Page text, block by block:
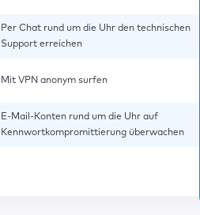
Per Chat rund um die Uhr den technischen
Support erreichen
Mit VPN anonym surfen
E-Mail-Konten rund um die Uhr auf
Kennwortkompromittierung überwachen